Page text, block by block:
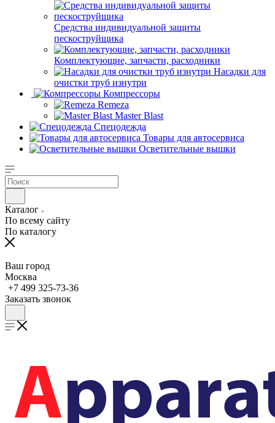
Средства индивидуальной защиты
пескоструйщика
Комплектующие, запчасти, расходники
Насадки для
очистки труб изнутри
Компрессоры
Remeza
Master Blast
Спецодежда
Товары для автосервиса
Осветительные вышки
Каталог
По всему сайту
По каталогу
Ваш город
Москва
+7 499 325-73-36
Заказать звонок